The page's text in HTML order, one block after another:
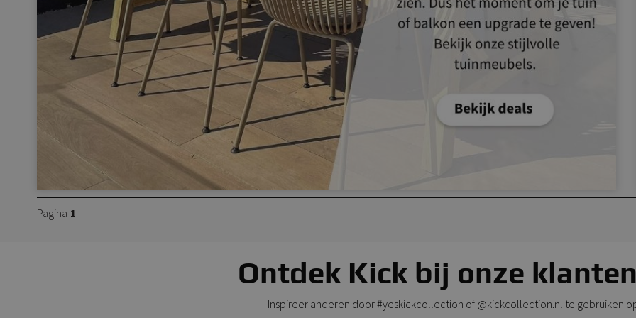
Pagina 1
Ontdek Kick bij onze
Inspireer anderen door #yeskickcollection of @kickcollection.nl te gebruiken